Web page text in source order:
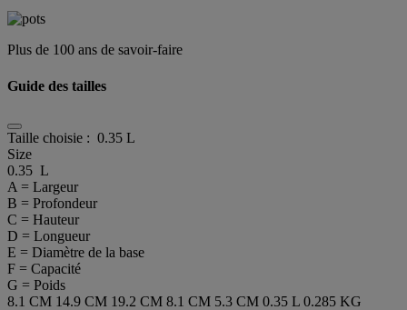
Plus de 100 ans de savoir-faire
Guide des tailles
Taille choisie : 0.35 L
Size
0.35 L
A = Largeur
B = Profondeur
C = Hauteur
D = Longueur
E = Diamètre de la base
F = Capacité
G = Poids
8.1 CM 14.9 CM 19.2 CM 8.1 CM 5.3 CM 0.35 L 0.285 KG